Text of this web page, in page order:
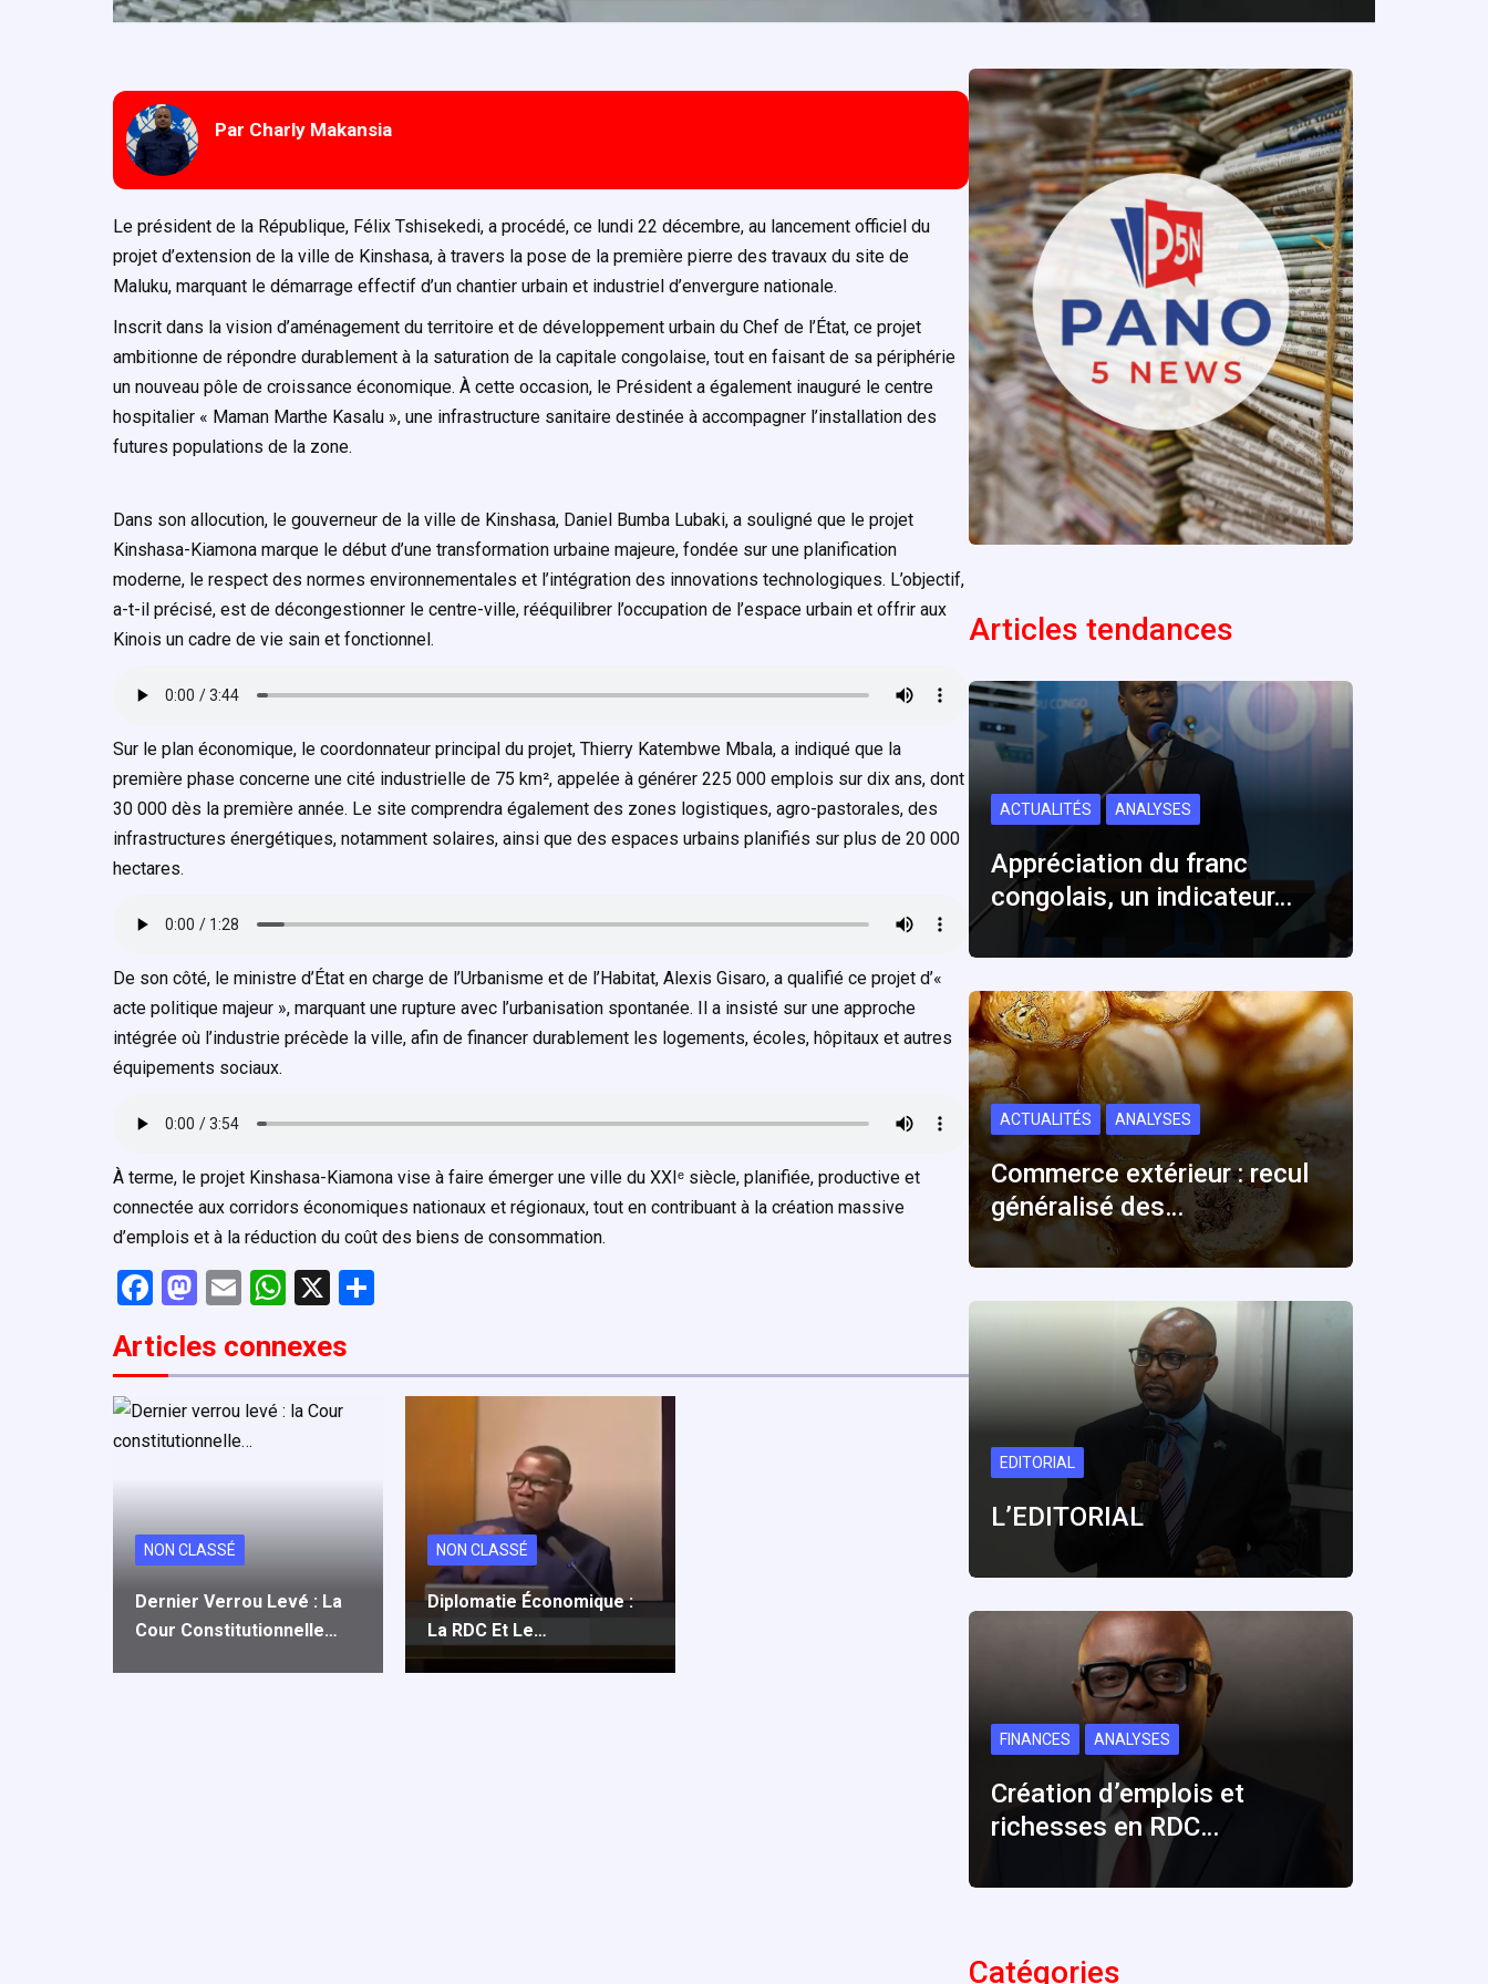
Par Charly Makansia
Le président de la République, Félix Tshisekedi, a procédé, ce lundi 22 décembre, au lancement officiel du
projet d’extension de la ville de Kinshasa, à travers la pose de la première pierre des travaux du site de
Maluku, marquant le démarrage effectif d’un chantier urbain et industriel d’envergure nationale.
Inscrit dans la vision d’aménagement du territoire et de développement urbain du Chef de l’État, ce projet
ambitionne de répondre durablement à la saturation de la capitale congolaise, tout en faisant de sa périphérie
un nouveau pôle de croissance économique. À cette occasion, le Président a également inauguré le centre
hospitalier « Maman Marthe Kasalu », une infrastructure sanitaire destinée à accompagner l’installation des
futures populations de la zone.
Dans son allocution, le gouverneur de la ville de Kinshasa, Daniel Bumba Lubaki, a souligné que le projet
Kinshasa-Kiamona marque le début d’une transformation urbaine majeure, fondée sur une planification
moderne, le respect des normes environnementales et l’intégration des innovations technologiques. L’objectif,
a-t-il précisé, est de décongestionner le centre-ville, rééquilibrer l’occupation de l’espace urbain et offrir aux
Kinois un cadre de vie sain et fonctionnel.
Sur le plan économique, le coordonnateur principal du projet, Thierry Katembwe Mbala, a indiqué que la
première phase concerne une cité industrielle de 75 km², appelée à générer 225 000 emplois sur dix ans, dont
30 000 dès la première année. Le site comprendra également des zones logistiques, agro-pastorales, des
infrastructures énergétiques, notamment solaires, ainsi que des espaces urbains planifiés sur plus de 20 000
hectares.
De son côté, le ministre d’État en charge de l’Urbanisme et de l’Habitat, Alexis Gisaro, a qualifié ce projet d’«
acte politique majeur », marquant une rupture avec l’urbanisation spontanée. Il a insisté sur une approche
intégrée où l’industrie précède la ville, afin de financer durablement les logements, écoles, hôpitaux et autres
équipements sociaux.
À terme, le projet Kinshasa-Kiamona vise à faire émerger une ville du XXIᵉ siècle, planifiée, productive et
connectée aux corridors économiques nationaux et régionaux, tout en contribuant à la création massive
d’emplois et à la réduction du coût des biens de consommation.
F
ce
b
o
k
M
st
d
n
E
ail
W
at
s
A
p
X
Articles connexes
NON CLASSÉ
Dernier Verrou Levé : La
Cour Constitutionnelle…
NON CLASSÉ
Diplomatie Économique :
La RDC Et Le…
Articles tendances
ACTUALITÉS ANALYSES
Appréciation du franc
congolais, un indicateur…
ACTUALITÉS ANALYSES
Commerce extérieur : recul
généralisé des…
EDITORIAL
L’EDITORIAL
FINANCES ANALYSES
Création d’emplois et
richesses en RDC…
Catégories